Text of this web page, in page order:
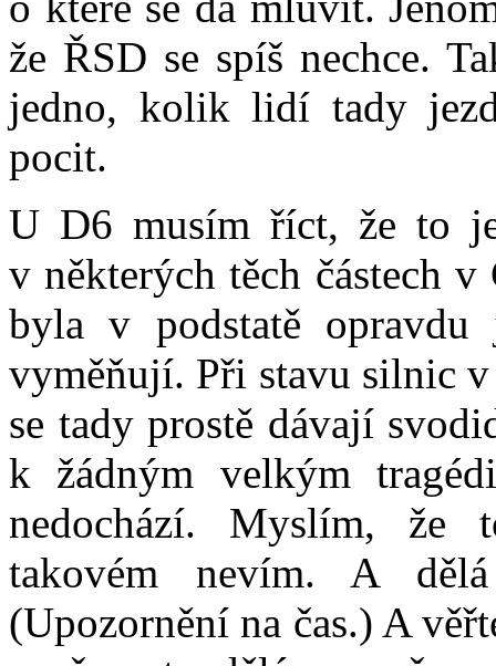
že ŘSD se spíš nechce.
jedno, kolik lidí tady
pocit.
U D6 musím říct, že to
v některých těch částech
byla v podstatě opravdu
vyměňují. Při stavu silnic
se tady prostě dávají
k žádným velkým
nedochází. Myslím, že
takovém nevím. A
(Upozornění na čas.) A